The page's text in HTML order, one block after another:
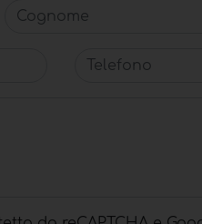
Cognome
Telefono